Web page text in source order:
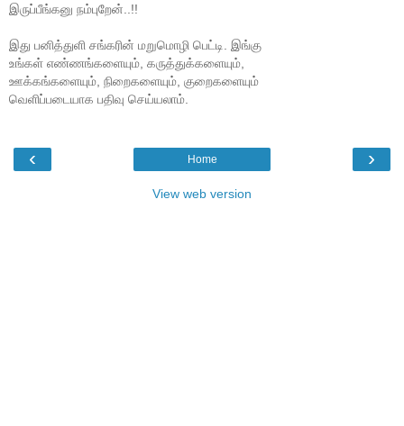
இருப்பீங்கனு நம்புறேன்..!!
இது பனித்துளி சங்கரின் மறுமொழி பெட்டி. இங்கு
உங்கள் எண்ணங்களையும், கருத்துக்களையும்,
ஊக்கங்களையும், நிறைகளையும், குறைகளையும்
வெளிப்படையாக பதிவு செய்யலாம்.
‹ ›
Home
View web version